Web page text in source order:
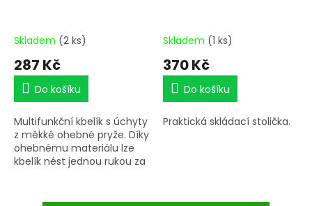
Skladem (2 ks)
287 Kč
Do košíku
Multifunkční kbelík s úchyty
z měkké ohebné pryže. Díky
ohebnému materiálu lze
kbelík nést jednou rukou za
Skladem (1 ks)
370 Kč
Do košíku
Praktická skládací stolička.